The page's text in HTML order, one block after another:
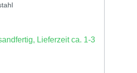
Lieferzeit ca. 1-3